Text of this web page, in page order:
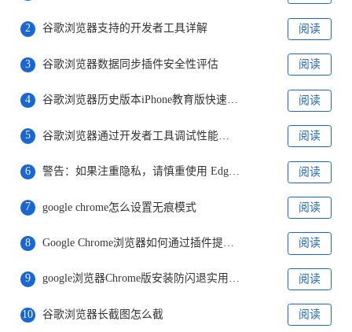
2 谷歌浏览器支持的开发者工具详解 阅读
3 谷歌浏览器数据同步插件安全性评估 阅读
4 谷歌浏览器历史版本iPhone教育版快速下载安装方法 阅读
5 阅读
6 警告：如果注重隐私，请慎重使用 Edge / Chrome 浏览器的“分组相似标签页”功能 阅读
7 google chrome怎么设置无痕模式 阅读
8 阅读
9 google浏览器Chrome版安装防闪退实用技巧 阅读
10 谷歌浏览器长截图怎么截 阅读